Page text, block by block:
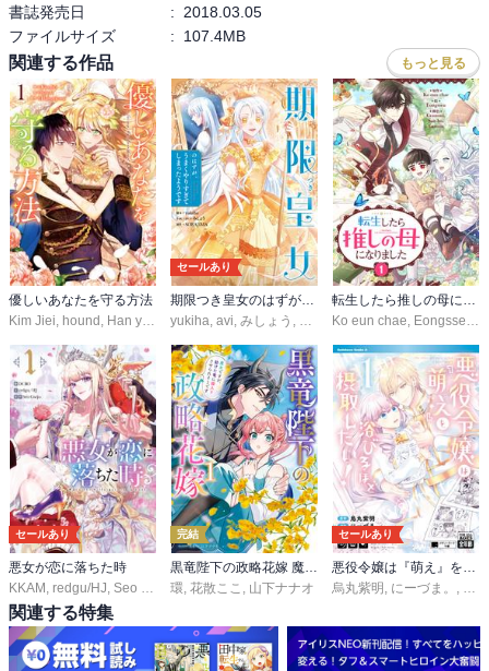
書誌発売日
:
2018.03.05
ファイルサイズ
: 107.4MB
関連する作品 もっと見る
優しいあなたを守る方法
Kim Jiei, hound , Han yujeong
セールあり
期限つき皇女のはずが、うまくやりすぎてしまったようです
yukiha, avi, みしょう , SORAJIMA
転生したら推しの母になりました
Ko eun chae, Eongsseu ,
セールあり
悪女が恋に落ちた時
KKAM redgu/HJ Seo Gwijo
完結
環 花散ここ 山下ナナオ
セールあり
烏丸紫明 にーづま。
関連する特集